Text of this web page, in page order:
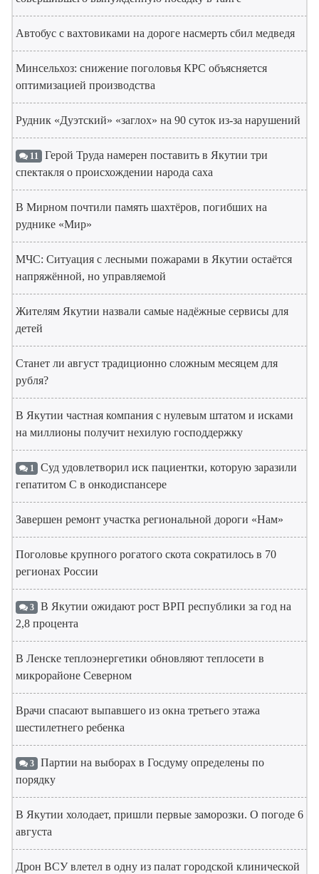
Автобус с вахтовиками на дороге насмерть сбил медведя
Минсельхоз: снижение поголовья КРС объясняется
оптимизацией производства
Рудник «Дуэтский» «заглох» на 90 суток из-за нарушений
11 Герой Труда намерен поставить в Якутии три
спектакля о происхождении народа саха
В Мирном почтили память шахтёров, погибших на
руднике «Мир»
МЧС: Ситуация с лесными пожарами в Якутии остаётся
напряжённой, но управляемой
Жителям Якутии назвали самые надёжные сервисы для
детей
Станет ли август традиционно сложным месяцем для
рубля?
В Якутии частная компания с нулевым штатом и исками
на миллионы получит нехилую господдержку
1 Суд удовлетворил иск пациентки, которую заразили
гепатитом С в онкодиспансере
Завершен ремонт участка региональной дороги «Нам»
Поголовье крупного рогатого скота сократилось в 70
регионах России
3 В Якутии ожидают рост ВРП республики за год на
2,8 процента
В Ленске теплоэнергетики обновляют теплосети в
микрорайоне Северном
Врачи спасают выпавшего из окна третьего этажа
шестилетнего ребенка
3 Партии на выборах в Госдуму определены по
порядку
В Якутии холодает, пришли первые заморозки. О погоде 6
августа
Дрон ВСУ влетел в одну из палат городской клинической